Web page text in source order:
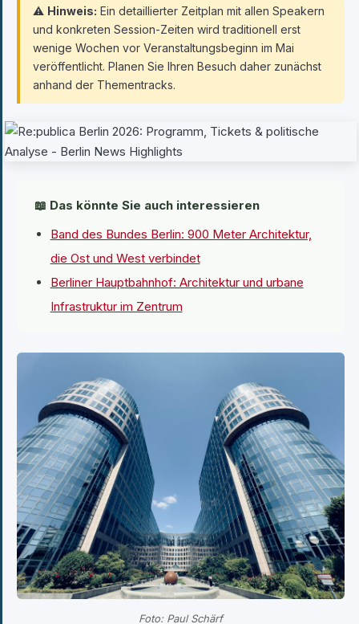
⚠️ Hinweis: Ein detaillierter Zeitplan mit allen Speakern
und konkreten Session-Zeiten wird traditionell erst
wenige Wochen vor Veranstaltungsbeginn im Mai
veröffentlicht. Planen Sie Ihren Besuch daher zunächst
anhand der Thementracks.
📖 Das könnte Sie auch interessieren
Band des Bundes Berlin: 900 Meter Architektur,
die Ost und West verbindet
Berliner Hauptbahnhof: Architektur und urbane
Infrastruktur im Zentrum
Foto: Paul Schärf